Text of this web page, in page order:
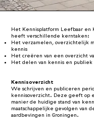
Het Kennisplatform Leefbaar en
heeft verschillende kerntaken:
Het verzamelen, overzichtelijk
kennis
Het creëren van een overzicht
Het delen van kennis en publiek
Kennisoverzicht
We schrijven en publiceren
kennisoverzicht. Deze geeft op
manier de huidige stand van
maatschappelijke gevolgen van
aardbevingen in Groningen.